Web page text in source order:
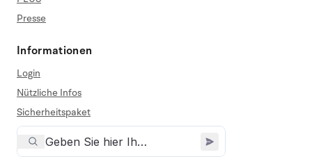
Presse
Informationen
Login
Nützliche Infos
Sicherheitspaket